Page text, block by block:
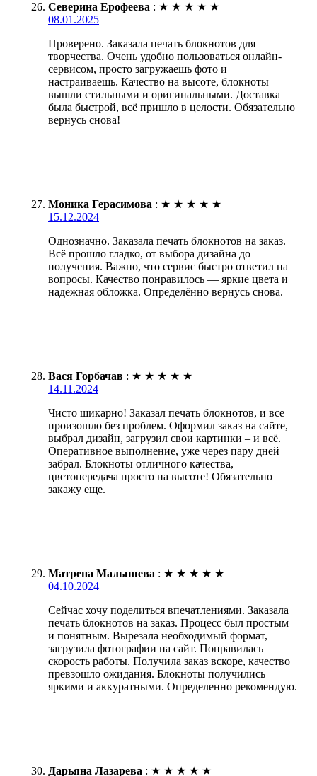
Северина Ерофеева : ★ ★ ★ ★ ★
08.01.2025
Проверено. Заказала печать блокнотов для
творчества. Очень удобно пользоваться онлайн-
сервисом, просто загружаешь фото и
настраиваешь. Качество на высоте, блокноты
вышли стильными и оригинальными. Доставка
была быстрой, всё пришло в целости. Обязательно
вернусь снова!
Моника Герасимова : ★ ★ ★ ★ ★
15.12.2024
Однозначно. Заказала печать блокнотов на заказ.
Всё прошло гладко, от выбора дизайна до
получения. Важно, что сервис быстро ответил на
вопросы. Качество понравилось — яркие цвета и
надежная обложка. Определённо вернусь снова.
Вася Горбачав : ★ ★ ★ ★ ★
14.11.2024
Чисто шикарно! Заказал печать блокнотов, и все
произошло без проблем. Оформил заказ на сайте,
выбрал дизайн, загрузил свои картинки – и всё.
Оперативное выполнение, уже через пару дней
забрал. Блокноты отличного качества,
цветопередача просто на высоте! Обязательно
закажу еще.
Матрена Малышева : ★ ★ ★ ★ ★
04.10.2024
Сейчас хочу поделиться впечатлениями. Заказала
печать блокнотов на заказ. Процесс был простым
и понятным. Вырезала необходимый формат,
загрузила фотографии на сайт. Понравилась
скорость работы. Получила заказ вскоре, качество
превзошло ожидания. Блокноты получились
яркими и аккуратными. Определенно рекомендую.
Дарьяна Лазарева : ★ ★ ★ ★ ★